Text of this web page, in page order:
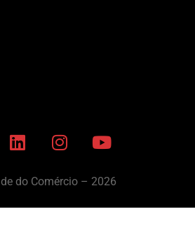
do Comércio – 2026